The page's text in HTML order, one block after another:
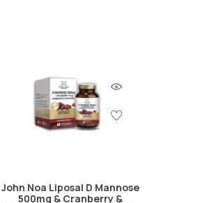
John Noa Liposal D Mannose
500mg & Cranberry &